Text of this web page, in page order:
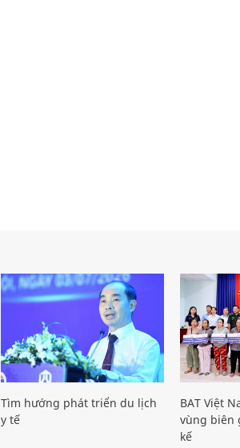
Tìm hướng phát triển du lịch
y tế
BAT Việt
vùng biên
kế